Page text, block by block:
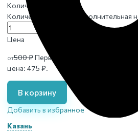
Казань
Количество
Количество товара Дополнительная
шт.
Цена
от500₽Первоначальная цена
цена: 475 ₽.
В корзину
Добавить в избранное